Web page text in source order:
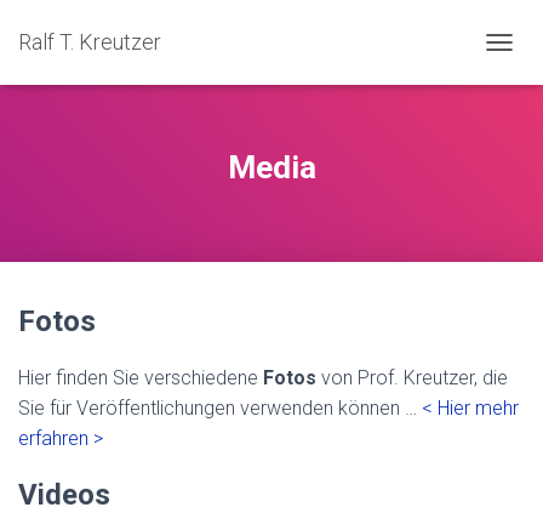
Ralf T. Kreutzer
Media
Fotos
Hier finden Sie verschiedene Fotos von Prof. Kreutzer, die
Sie für Veröffentlichungen verwenden können … < Hier mehr
erfahren >
Videos